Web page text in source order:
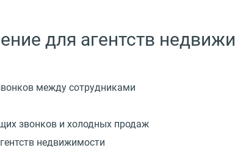
для агентств
между сотрудниками
звонков и холодных продаж
недвижимости